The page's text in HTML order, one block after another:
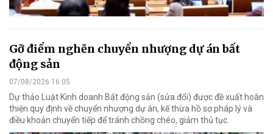
Gỡ điểm nghẽn chuyển nhượng dự án bất
động sản
07/08/2026 16:05
Dự thảo Luật Kinh doanh Bất động sản (sửa đổi) được đề xuất hoàn
thiện quy định về chuyển nhượng dự án, kế thừa hồ sơ pháp lý và
điều khoản chuyển tiếp để tránh chồng chéo, giảm thủ tục.